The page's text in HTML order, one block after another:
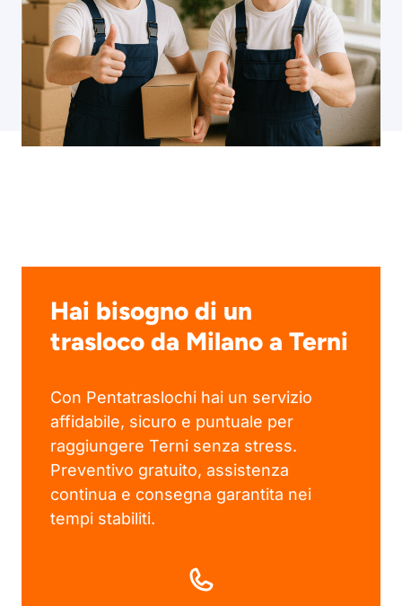
Hai bisogno di un
trasloco da Milano a Terni
Con Pentatraslochi hai un servizio
affidabile, sicuro e puntuale per
raggiungere Terni senza stress.
Preventivo gratuito, assistenza
continua e consegna garantita nei
tempi stabiliti.